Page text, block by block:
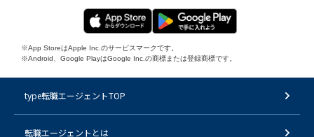
※App StoreはApple Inc.のサービスマークです。
※Android、Google PlayはGoogle Inc.の商標または登録商標です。
type転職エージェントTOP
転職エージェントとは